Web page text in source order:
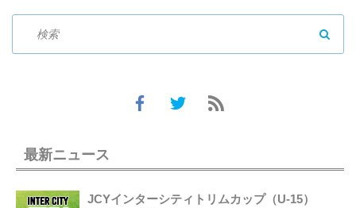
最新ニュース
JCYインターシティトリムカップ（U-15）